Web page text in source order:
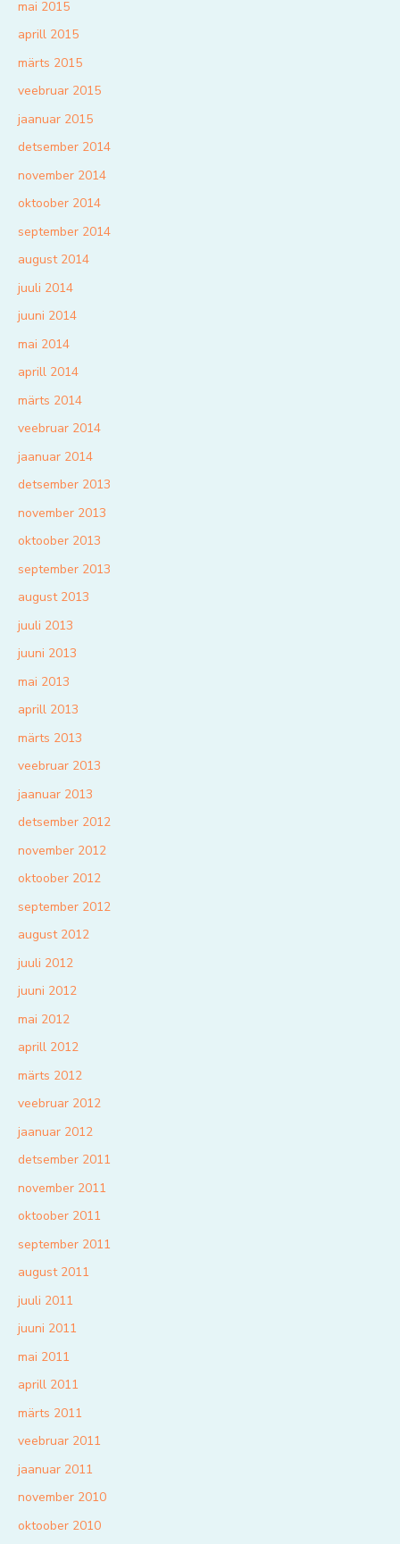
mai 2015
aprill 2015
märts 2015
veebruar 2015
jaanuar 2015
detsember 2014
november 2014
oktoober 2014
september 2014
august 2014
juuli 2014
juuni 2014
mai 2014
aprill 2014
märts 2014
veebruar 2014
jaanuar 2014
detsember 2013
november 2013
oktoober 2013
september 2013
august 2013
juuli 2013
juuni 2013
mai 2013
aprill 2013
märts 2013
veebruar 2013
jaanuar 2013
detsember 2012
november 2012
oktoober 2012
september 2012
august 2012
juuli 2012
juuni 2012
mai 2012
aprill 2012
märts 2012
veebruar 2012
jaanuar 2012
detsember 2011
november 2011
oktoober 2011
september 2011
august 2011
juuli 2011
juuni 2011
mai 2011
aprill 2011
märts 2011
veebruar 2011
jaanuar 2011
november 2010
oktoober 2010